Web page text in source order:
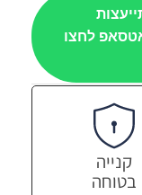
לחצו
קנייה
בטוחה